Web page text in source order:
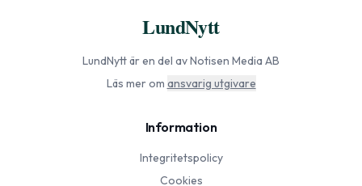
LundNytt
LundNyttär en del av Notisen Media AB
Läs mer om ansvarig utgivare
Information
Integritetspolicy
Cookies